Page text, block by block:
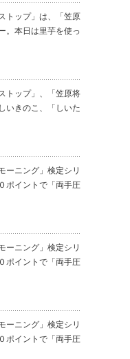
トップ」は、「笠原
。本日は里芋を使っ
トップ」、「笠原将
いきのこ、「しいた
ーニング」検定シリ
ポイントで「両手圧
ーニング」検定シリ
ポイントで「両手圧
ーニング」検定シリ
ポイントで「両手圧